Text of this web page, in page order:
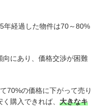
年経過した物件は70～80%
向にあり、価格交渉が困難
70%の価格に下がって売り
購入できれば、 大きなキ